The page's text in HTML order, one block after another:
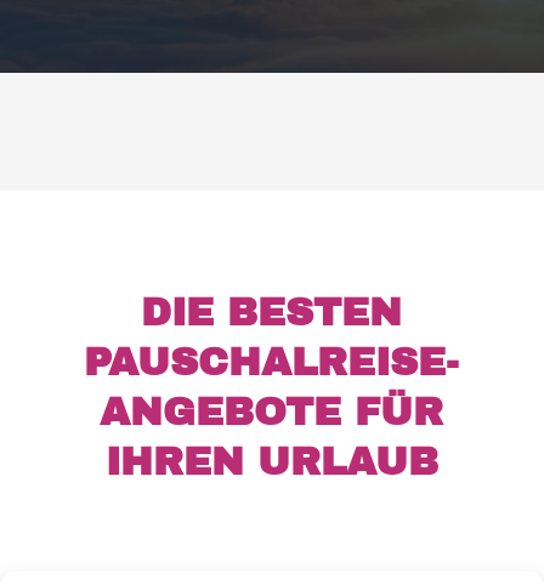
DIE BESTEN
PAUSCHALREISE-
ANGEBOTE FÜR
IHREN URLAUB